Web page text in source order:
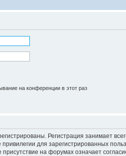
на конференции в этот раз
Регистрация занимает
для зарегистрированных
на форумах означает